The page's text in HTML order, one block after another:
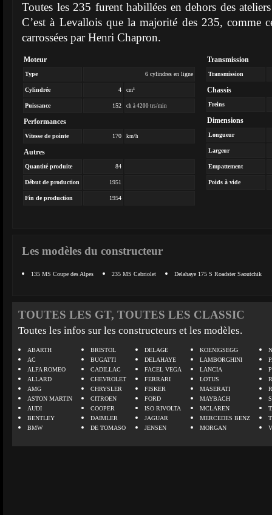
Toutes les 235 furent habillées en dehors des
C’est à Levallois que la majorité des 235, comme
carrossées par Henri Chapron.
Moteur
Type 6 cylindres en ligne
Cylindrée 4 cm³
Puissance 152 ch à 4200 trs/min
Performances
Vitesse de pointe 170 km/h
Autres
Quantité produite 84
Début de production 1951
Fin de production 1954
Transmission
Transmission
Chassis
Freins
Dimensions
Longueur
Largeur
Empattement
Poids à vide
Les modèles du constructeur
135 MS Coupe des Alpes 235 MS Cabriolet Delahaye 175 S Roadster Saoutchik
TOUTES LES GT, TOUTES LES CLASSIC
Toutes les infos sur les constructeurs et les modèles.
ABARTH
AC
ALFA ROMEO
ALLARD
AMG
ASTON MARTIN
AUDI
BENTLEY
BMW
BRISTOL
BUGATTI
CADILLAC
CHEVROLET
CHRYSLER
CITROEN
COOPER
DAIMLER
DE TOMASO
DELAGE
DELAHAYE
FACEL VEGA
FERRARI
FISKER
FORD
ISO RIVOLTA
JAGUAR
JENSEN
KOENIGSEGG
LAMBORGHINI
LANCIA
LOTUS
MASERATI
MAYBACH
MCLAREN
MERCEDES BENZ
MORGAN